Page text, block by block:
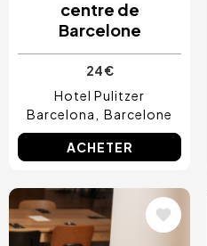
centre de
Barcelone
24 €
Hotel Pulitzer
Barcelona
Barcelone
ACHETER
Image